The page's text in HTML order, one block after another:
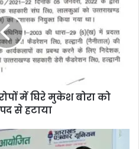
में घिरे मुकेश बोरा को
से हटाया